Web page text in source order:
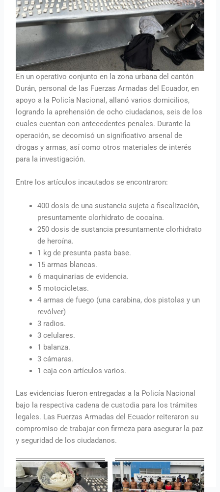
En un operativo conjunto en la zona urbana del cantón
Durán, personal de las Fuerzas Armadas del Ecuador, en
apoyo a la Policía Nacional, allanó varios domicilios,
logrando la aprehensión de ocho ciudadanos, seis de los
cuales cuentan con antecedentes penales. Durante la
operación, se decomisó un significativo arsenal de
drogas y armas, así como otros materiales de interés
para la investigación.
Entre los artículos incautados se encontraron:
400 dosis de una sustancia sujeta a fiscalización,
presuntamente clorhidrato de cocaína.
250 dosis de sustancia presuntamente clorhidrato
de heroína.
1 kg de presunta pasta base.
15 armas blancas.
6 maquinarias de evidencia.
5 motocicletas.
4 armas de fuego (una carabina, dos pistolas y un
revólver)
3 radios.
3 celulares.
1 balanza.
3 cámaras.
1 caja con artículos varios.
Las evidencias fueron entregadas a la Policía Nacional
bajo la respectiva cadena de custodia para los trámites
legales. Las Fuerzas Armadas del Ecuador reiteraron su
compromiso de trabajar con firmeza para asegurar la paz
y seguridad de los ciudadanos.